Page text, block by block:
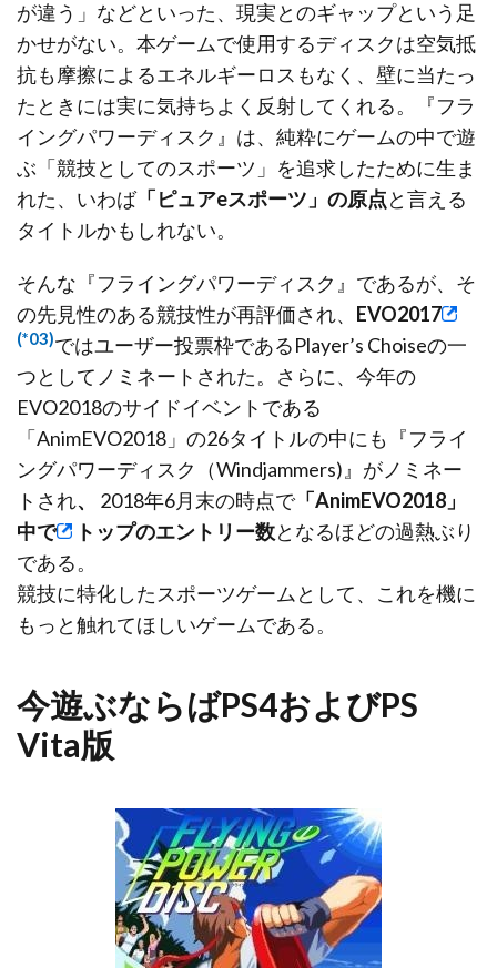
が違う」などといった、現実とのギャップという足
かせがない。本ゲームで使用するディスクは空気抵
抗も摩擦によるエネルギーロスもなく、壁に当たっ
たときには実に気持ちよく反射してくれる。『フラ
イングパワーディスク』は、純粋にゲームの中で遊
ぶ「競技としてのスポーツ」を追求したために生ま
れた、いわば「ピュアeスポーツ」の原点と言える
タイトルかもしれない。
そんな『フライングパワーディスク』であるが、そ
の先見性のある競技性が再評価され、 EVO2017
(*03)ではユーザー投票枠であるPlayer’s Choiseの一
つとしてノミネートされた。さらに、今年の
EVO2018のサイドイベントである
「AnimEVO2018」の26タイトルの中にも『フライ
ングパワーディスク（Windjammers)』がノミネー
トされ、 2018年6月末の時点で「AnimEVO2018」
中で
トップのエントリー数となるほどの過熱ぶり
である。
競技に特化したスポーツゲームとして、これを機に
もっと触れてほしいゲームである。
今遊ぶならばPS4およびPS
Vita版